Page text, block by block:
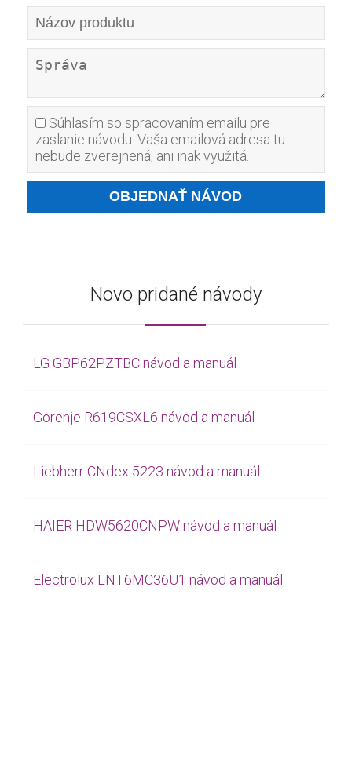
Súhlasím so spracovaním emailu pre
zaslanie návodu. Vaša emailová adresa tu
nebude zverejnená, ani inak využitá.
Novo pridané návody
LG GBP62PZTBC návod a manuál
Gorenje R619CSXL6 návod a manuál
Liebherr CNdex 5223 návod a manuál
HAIER HDW5620CNPW návod a manuál
Electrolux LNT6MC36U1 návod a manuál